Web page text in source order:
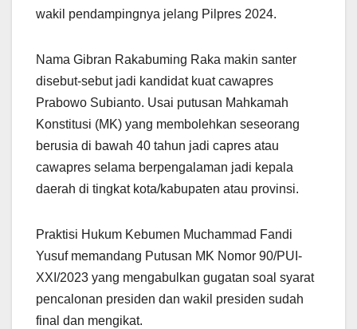
wakil pendampingnya jelang Pilpres 2024.
Nama Gibran Rakabuming Raka makin santer
disebut-sebut jadi kandidat kuat cawapres
Prabowo Subianto. Usai putusan Mahkamah
Konstitusi (MK) yang membolehkan seseorang
berusia di bawah 40 tahun jadi capres atau
cawapres selama berpengalaman jadi kepala
daerah di tingkat kota/kabupaten atau provinsi.
Praktisi Hukum Kebumen Muchammad Fandi
Yusuf memandang Putusan MK Nomor 90/PUI-
XXI/2023 yang mengabulkan gugatan soal syarat
pencalonan presiden dan wakil presiden sudah
final dan mengikat.